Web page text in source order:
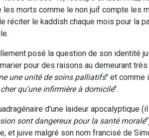
les morts comme le non juif compte les
réciter le kaddish chaque mois pour la
posé la question de son identité
pour des raisons au demeurant
une unité de soins palliatifs" et comme
qu'une infirmière à domicile".
d'une laideur apocalyptique
sont dangereux pour la santé morale
et juive malgré son nom francisé de